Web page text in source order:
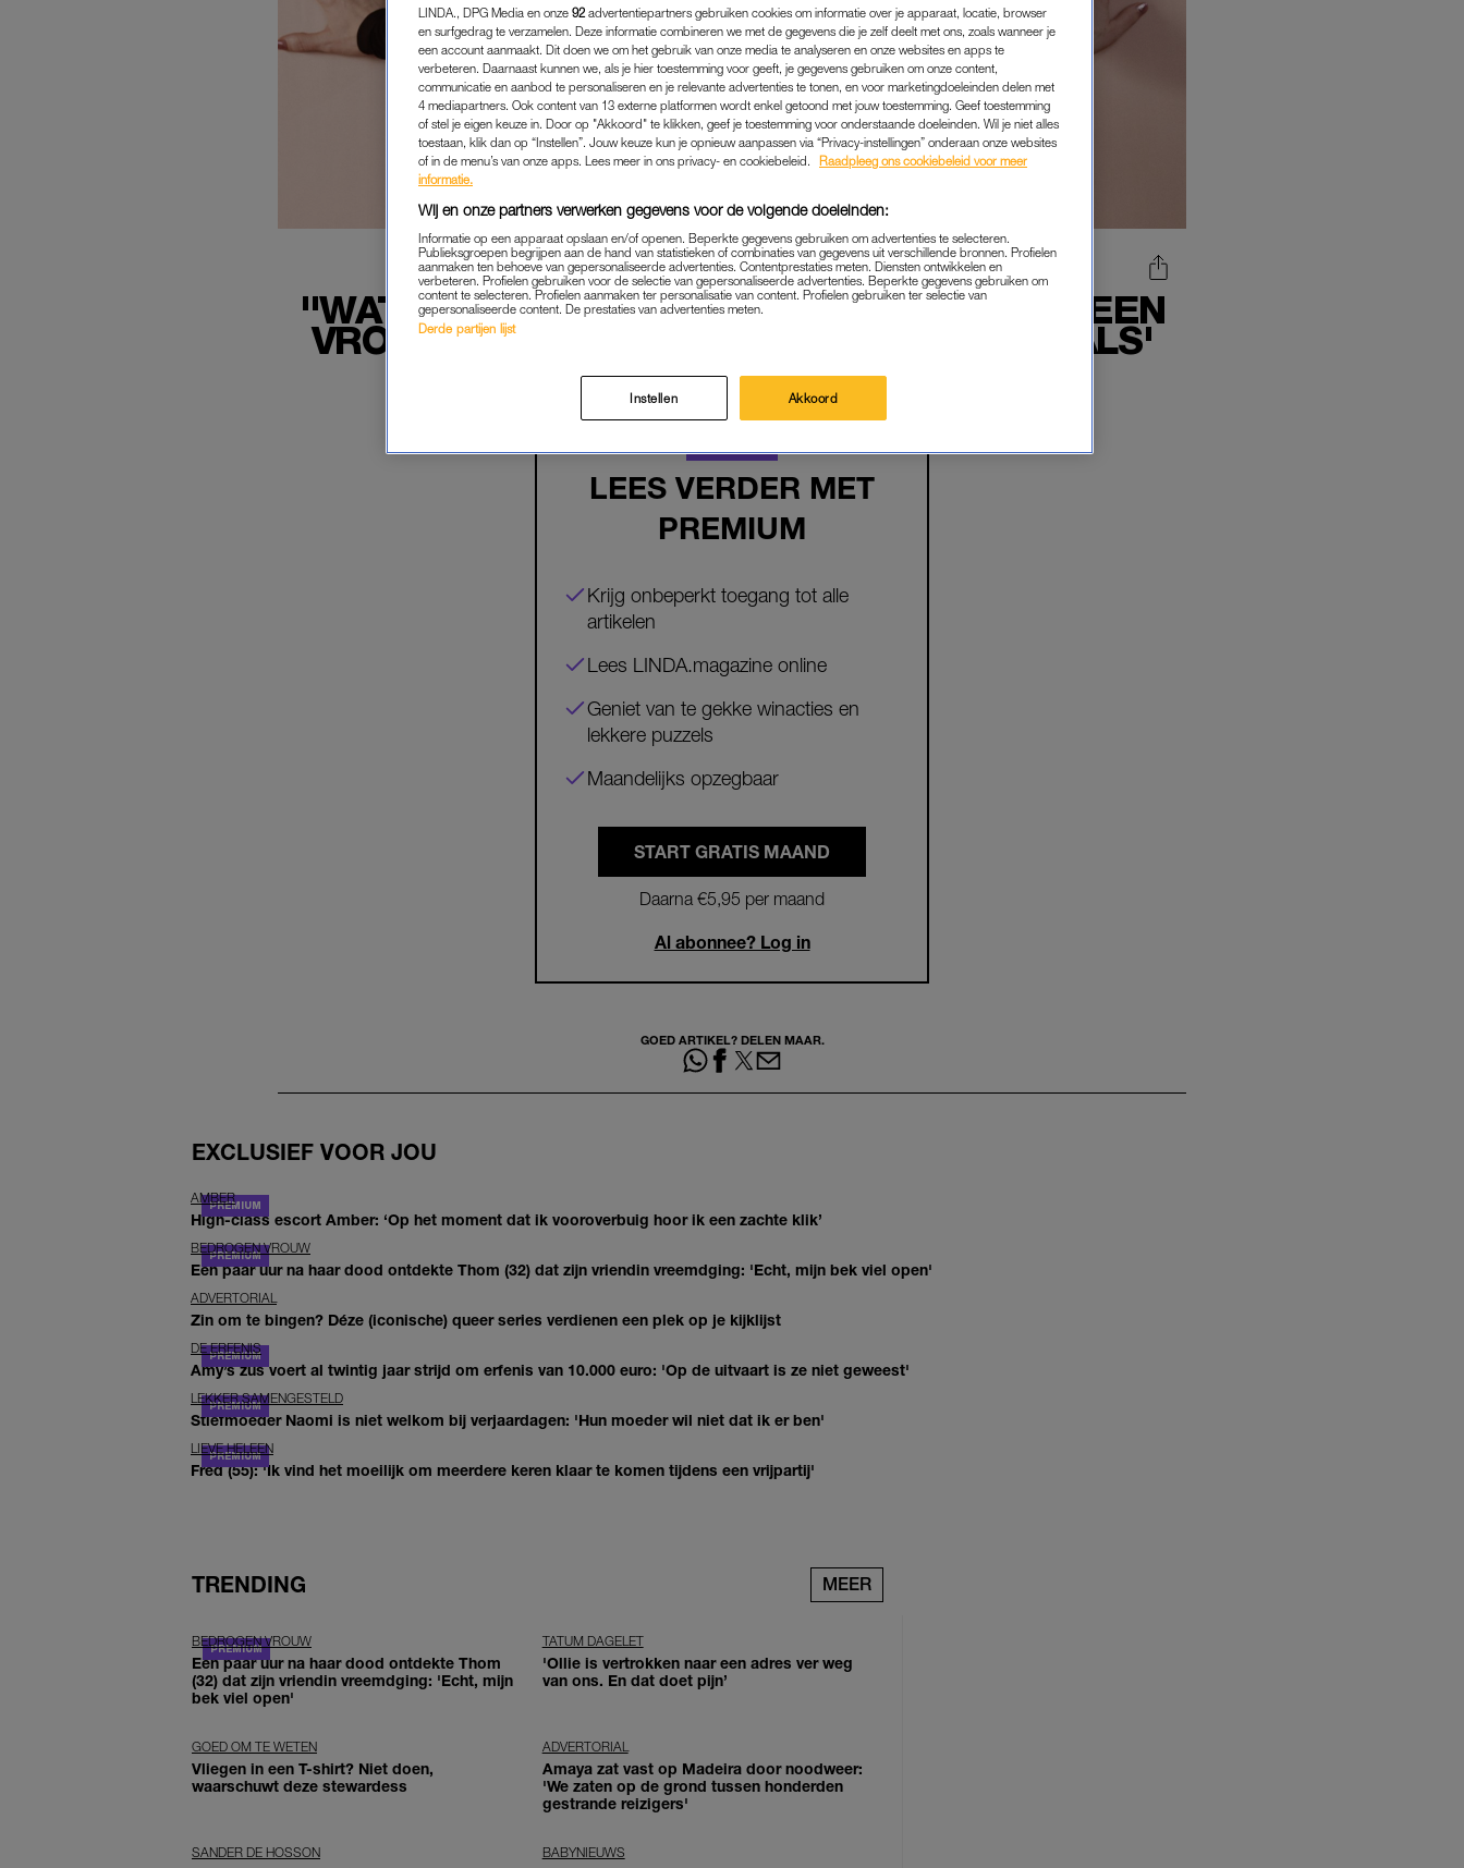
''WAT BEN JIJ VOL VAN JEZELF', SCHREEF EEN
VROUW ONDER EEN VIDEO OP MIJN SOCIALS'
FAMILIE|LEVENSLESSEN VAN NAZMIYE
PREMIUM
LEES VERDER MET
PREMIUM
Krijg onbeperkt toegang tot alle
artikelen
Lees LINDA.magazine online
Geniet van te gekke winacties en
lekkere puzzels
Maandelijks opzegbaar
START GRATIS MAAND
Daarna €5,95 per maand
Al abonnee? Log in
GOED ARTIKEL? DELEN MAAR.
EXCLUSIEF VOOR JOU
AMBER
High-class escort Amber: ‘Op het moment dat ik vooroverbuig hoor ik een zachte klik’
BEDROGEN VROUW
Een paar uur na haar dood ontdekte Thom (32) dat zijn vriendin vreemdging: 'Echt, mijn bek viel open'
ADVERTORIAL
Zin om te bingen? Déze (iconische) queer series verdienen een plek op je kijklijst
DE ERFENIS
Amy’s zus voert al twintig jaar strijd om erfenis van 10.000 euro: 'Op de uitvaart is ze niet geweest'
LEKKER SAMENGESTELD
Stiefmoeder Naomi is niet welkom bij verjaardagen: 'Hun moeder wil niet dat ik er ben'
LIEVE HELEEN
Fred (55): 'Ik vind het moeilijk om meerdere keren klaar te komen tijdens een vrijpartij'
TRENDING MEER
BEDROGEN VROUW
Een paar uur na haar dood ontdekte Thom
(32) dat zijn vriendin vreemdging: 'Echt, mijn
bek viel open'
TATUM DAGELET
'Ollie is vertrokken naar een adres ver weg
van ons. En dat doet pijn’
GOED OM TE WETEN
Vliegen in een T-shirt? Niet doen,
waarschuwt deze stewardess
ADVERTORIAL
Amaya zat vast op Madeira door noodweer:
'We zaten op de grond tussen honderden
gestrande reizigers'
SANDER DE HOSSON BABYNIEUWS
LINDA., DPG Media en onze 92 advertentiepartners gebruiken cookies om informatie over je apparaat, locatie, browser
en surfgedrag te verzamelen. Deze informatie combineren we met de gegevens die je zelf deelt met ons, zoals wanneer je
een account aanmaakt. Dit doen we om het gebruik van onze media te analyseren en onze websites en apps te
verbeteren. Daarnaast kunnen we, als je hier toestemming voor geeft, je gegevens gebruiken om onze content,
communicatie en aanbod te personaliseren en je relevante advertenties te tonen, en voor marketingdoeleinden delen met
4 mediapartners. Ook content van 13 externe platformen wordt enkel getoond met jouw toestemming. Geef toestemming
of stel je eigen keuze in. Door op "Akkoord" te klikken, geef je toestemming voor onderstaande doeleinden. Wil je niet alles
toestaan, klik dan op “Instellen”. Jouw keuze kun je opnieuw aanpassen via “Privacy-instellingen” onderaan onze websites
of in de menu’s van onze apps. Lees meer in ons privacy- en cookiebeleid.
Raadpleeg ons cookiebeleid voor meer
informatie.
Wij en onze partners verwerken gegevens voor de volgende doeleinden:
Informatie op een apparaat opslaan en/of openen. Beperkte gegevens gebruiken om advertenties te selecteren.
Publieksgroepen begrijpen aan de hand van statistieken of combinaties van gegevens uit verschillende bronnen. Profielen
aanmaken ten behoeve van gepersonaliseerde advertenties. Contentprestaties meten. Diensten ontwikkelen en
verbeteren. Profielen gebruiken voor de selectie van gepersonaliseerde advertenties. Beperkte gegevens gebruiken om
content te selecteren. Profielen aanmaken ter personalisatie van content. Profielen gebruiken ter selectie van
gepersonaliseerde content. De prestaties van advertenties meten.
Derde partijen lijst
Instellen Akkoord